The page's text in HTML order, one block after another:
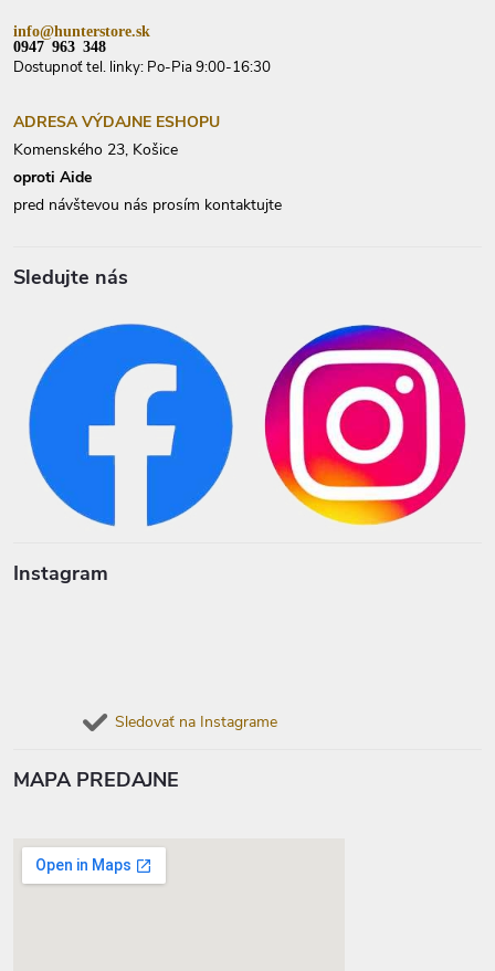
info@hunterstore.sk
0947 963 348
Dostupnoť tel. linky: Po-Pia 9:00-16:30
ADRESA VÝDAJNE ESHOPU
Komenského 23, Košice
oproti Aide
pred návštevou nás prosím kontaktujte
Sledujte nás
Instagram
Sledovať na Instagrame
MAPA PREDAJNE